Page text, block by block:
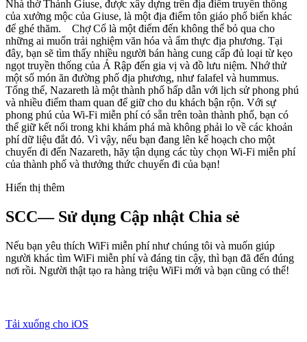
Nhà thờ Thánh Giuse, được xây dựng trên địa điểm truyền thống
của xưởng mộc của Giuse, là một địa điểm tôn giáo phổ biến khác
để ghé thăm. Chợ Cổ là một điểm đến không thể bỏ qua cho
những ai muốn trải nghiệm văn hóa và ẩm thực địa phương. Tại
đây, bạn sẽ tìm thấy nhiều người bán hàng cung cấp đủ loại từ kẹo
ngọt truyền thống của Ả Rập đến gia vị và đồ lưu niệm. Nhớ thử
một số món ăn đường phố địa phương, như falafel và hummus.
Tổng thể, Nazareth là một thành phố hấp dẫn với lịch sử phong phú
và nhiều điểm tham quan để giữ cho du khách bận rộn. Với sự
phong phú của Wi-Fi miễn phí có sẵn trên toàn thành phố, bạn có
thể giữ kết nối trong khi khám phá mà không phải lo về các khoản
phí dữ liệu đắt đỏ. Vì vậy, nếu bạn đang lên kế hoạch cho một
chuyến đi đến Nazareth, hãy tận dụng các tùy chọn Wi-Fi miễn phí
của thành phố và thưởng thức chuyến đi của bạn!
Hiển thị thêm
SCC— Sử dụng Cập nhật Chia sẻ
Nếu bạn yêu thích WiFi miễn phí như chúng tôi và muốn giúp
người khác tìm WiFi miễn phí và đáng tin cậy, thì bạn đã đến đúng
nơi rồi. Người thật tạo ra hàng triệu WiFi mới và bạn cũng có thể!
Tải xuống cho iOS